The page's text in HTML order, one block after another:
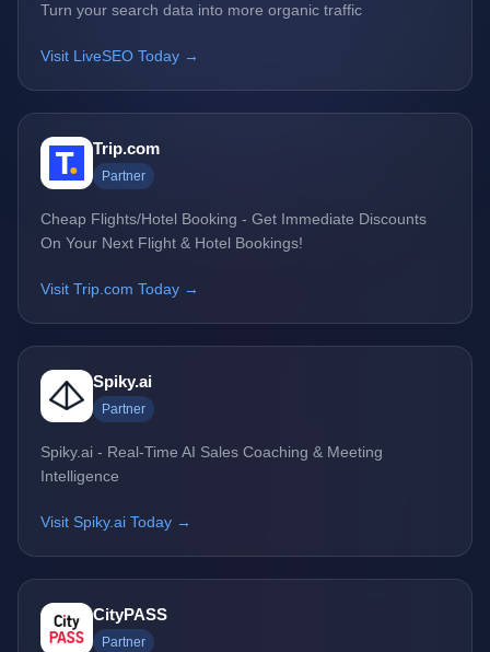
Turn your search data into more organic traffic
Visit LiveSEO Today →
Trip.com
Partner
Cheap Flights/Hotel Booking - Get Immediate Discounts
On Your Next Flight & Hotel Bookings!
Visit Trip.com Today →
Spiky.ai
Partner
Spiky.ai - Real-Time AI Sales Coaching & Meeting
Intelligence
Visit Spiky.ai Today →
CityPASS
Partner